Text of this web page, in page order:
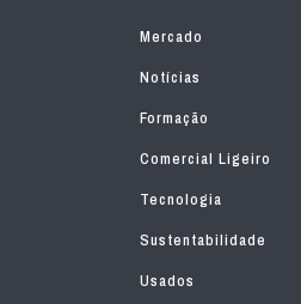
Mercado
Notícias
Formação
Comercial Ligeiro
Tecnologia
Sustentabilidade
Usados